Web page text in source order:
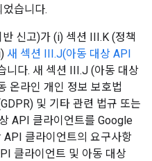
습니다.
신고)가 (i) 섹션 III.K (정책
새 섹션 III.J(아동 대상 API
니다. 새 섹션 III.J (아동 대상
온라인 개인 정보 보호법
및 기타 관련 법규 또는
API 클라이언트를 Google
API 클라이언트의 요구사항
클라이언트 및 아동 대상